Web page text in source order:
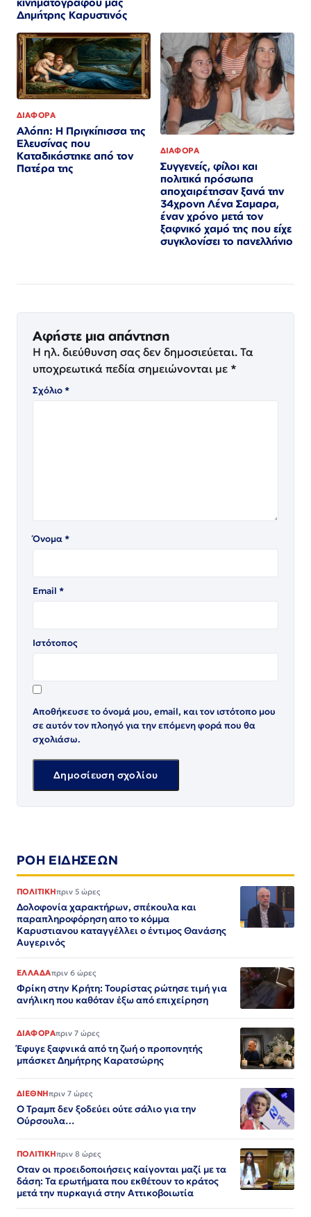
κινηματογράφου μας
Δημήτρης Καρυστινός
ΔΙΑΦΟΡΑ
Αλόπη: Η Πριγκίπισσα της
Ελευσίνας που
Καταδικάστηκε από τον
Πατέρα της
ΔΙΑΦΟΡΑ
Συγγενείς, φίλοι και
πολιτικά πρόσωπα
αποχαιρέτησαν ξανά την
34χρονη Λένα Σαμαρα,
έναν χρόνο μετά τον
ξαφνικό χαμό της που είχε
συγκλονίσει το πανελλήνιο
Αφήστε μια απάντηση
Η ηλ. διεύθυνση σας δεν δημοσιεύεται. Τα
υποχρεωτικά πεδία σημειώνονται με *
Σχόλιο*
Όνομα*
Email *
Ιστότοπος
Αποθήκευσε το όνομά μου, email, και τον ιστότοπο μου
σε αυτόν τον πλοηγό για την επόμενη φορά που θα
σχολιάσω.
ΡΟΗ ΕΙΔΗΣΕΩΝ
ΠΟΛΙΤΙΚΗπριν 5 ώρες
Δολοφονία χαρακτήρων, σπέκουλα και
παραπληροφόρηση απο το κόμμα
Καρυστιανου καταγγέλλει ο έντιμος Θανάσης
Αυγερινός
ΕΛΛΑΔΑπριν 6 ώρες
Φρίκη στην Κρήτη: Τουρίστας ρώτησε τιμή για
ανήλικη που καθόταν έξω από επιχείρηση
ΔΙΑΦΟΡΑπριν 7 ώρες
Έφυγε ξαφνικά από τη ζωή ο προπονητής
μπάσκετ Δημήτρης Καρατσώρης
ΔΙΕΘΝΗπριν 7 ώρες
Ο Τραμπ δεν ξοδεύει ούτε σάλιο για την
Ούρσουλα…
ΠΟΛΙΤΙΚΗπριν 8 ώρες
Οταν οι προειδοποιήσεις καίγονται μαζί με τα
δάση: Τα ερωτήματα που εκθέτουν το κράτος
μετά την πυρκαγιά στην Αττικοβοιωτία